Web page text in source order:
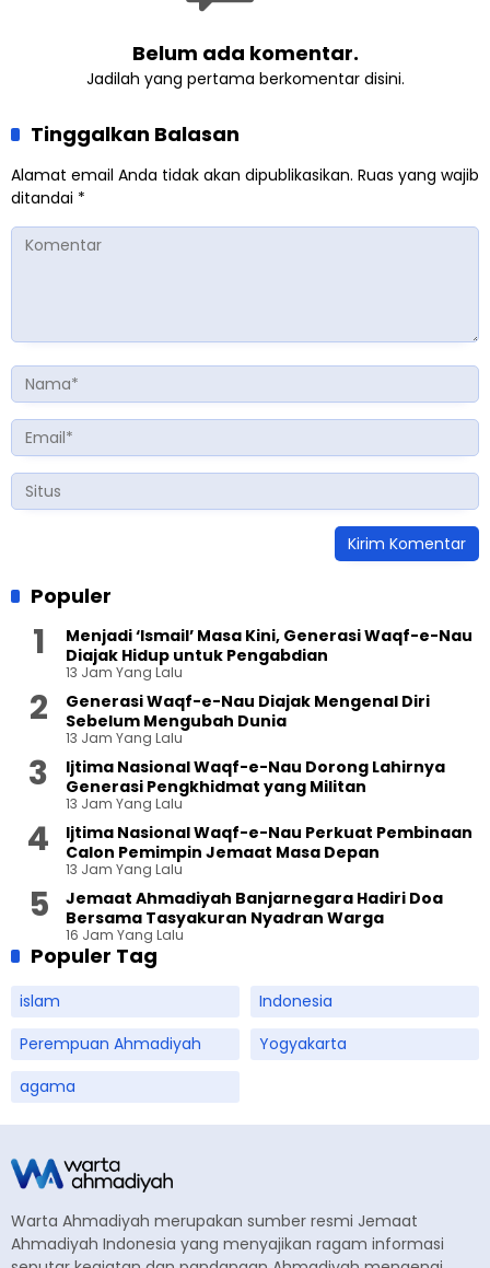
Belum ada komentar.
Jadilah yang pertama berkomentar disini.
Tinggalkan Balasan
Alamat email Anda tidak akan dipublikasikan. Ruas yang wajib
ditandai *
Populer
Menjadi ‘Ismail’ Masa Kini, Generasi Waqf-e-Nau
Diajak Hidup untuk Pengabdian
13 Jam Yang Lalu
Generasi Waqf-e-Nau Diajak Mengenal Diri
Sebelum Mengubah Dunia
13 Jam Yang Lalu
Ijtima Nasional Waqf-e-Nau Dorong Lahirnya
Generasi Pengkhidmat yang Militan
13 Jam Yang Lalu
Ijtima Nasional Waqf-e-Nau Perkuat Pembinaan
Calon Pemimpin Jemaat Masa Depan
13 Jam Yang Lalu
Jemaat Ahmadiyah Banjarnegara Hadiri Doa
Bersama Tasyakuran Nyadran Warga
16 Jam Yang Lalu
Populer Tag
islam
Indonesia
Perempuan Ahmadiyah
Yogyakarta
agama
Warta Ahmadiyah merupakan sumber resmi Jemaat
Ahmadiyah Indonesia yang menyajikan ragam informasi